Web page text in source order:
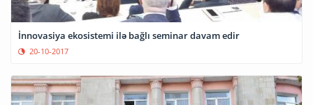
İnnovasiya ekosistemi ilə bağlı seminar davam edir
20-10-2017